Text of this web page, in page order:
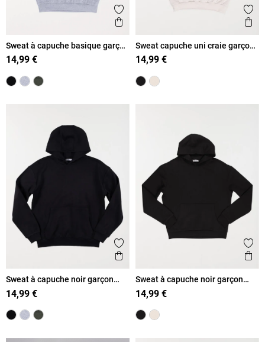
Ajouter aux favoris
Aperçu rapide
Sweat à capuche basique garçon
(XXS-M)
14,99 €
Sweat capuche uni craie garçon
(XXS-M)
14,99 €
Ajouter aux favoris
Aperçu rapide
Sweat à capuche noir garçon
(XXS-M)
14,99 €
Sweat à capuche noir garçon
(XXS-M)
14,99 €